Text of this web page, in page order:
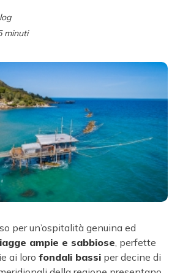
minuti
per un’ospitalità genuina ed
ampie e sabbiose, perfette
ai loro fondali bassi per decine di